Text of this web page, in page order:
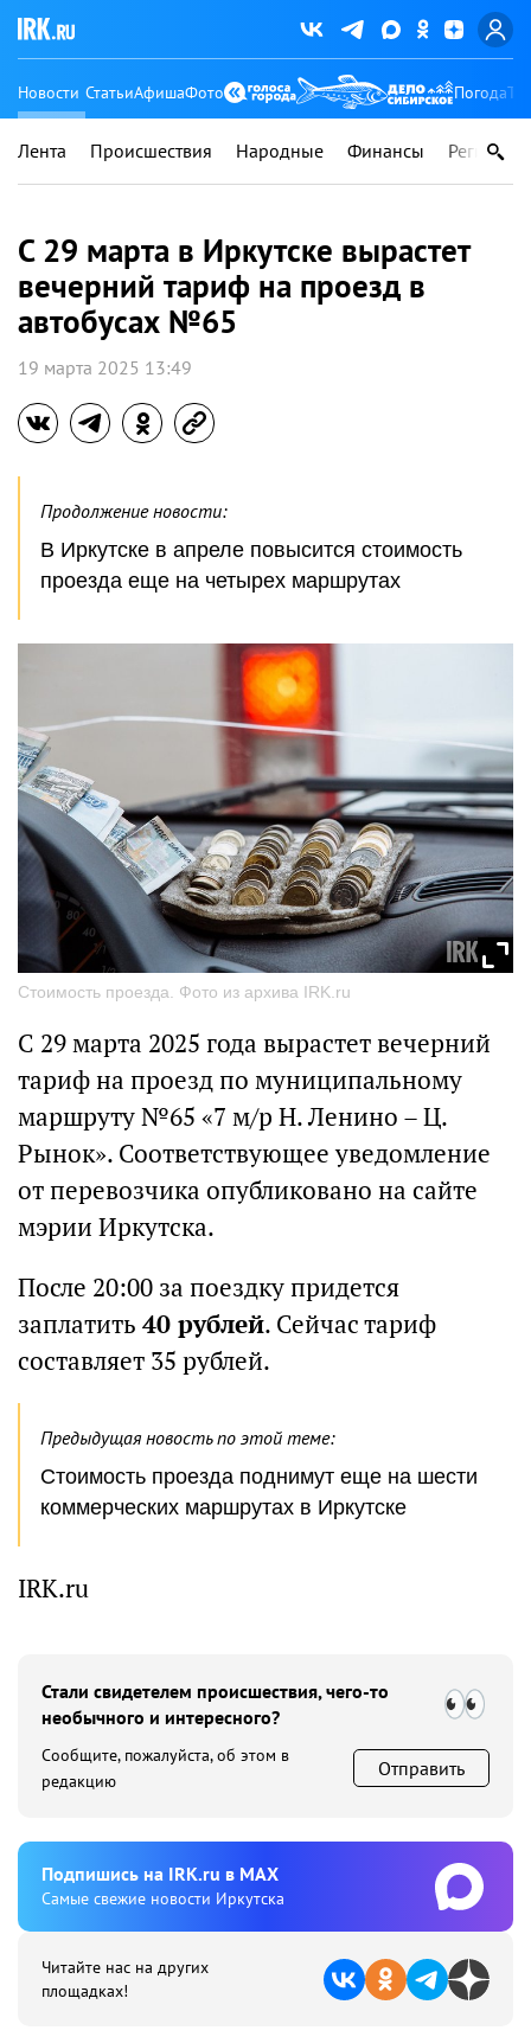
Новости СтатьиАфишаФото Погода
Лента Происшествия Народные Финансы Регионы
С 29 марта в Иркутске вырастет
вечерний тариф на проезд в
автобусах №65
19 марта 2025 13:49
Продолжение новости:
В Иркутске в апреле повысится стоимость
проезда еще на четырех маршрутах
Стоимость проезда. Фото из архива IRK.ru
С 29 марта 2025 года вырастет вечерний
тариф на проезд по муниципальному
маршруту №65 «7 м/р Н. Ленино – Ц.
Рынок». Соответствующее уведомление
от перевозчика опубликовано на сайте
мэрии Иркутска.
После 20:00 за поездку придется
заплатить 40 рублей. Сейчас тариф
составляет 35 рублей.
Предыдущая новость по этой теме:
Стоимость проезда поднимут еще на шести
коммерческих маршрутах в Иркутске
IRK.ru
Стали свидетелем происшествия, чего-то
необычного и интересного?
Сообщите, пожалуйста, об этом в
редакцию
Отправить
Подпишиcь на IRK.ru в MAX
Cамые свежие новости Иркутска
Читайте нас на других
площадках!